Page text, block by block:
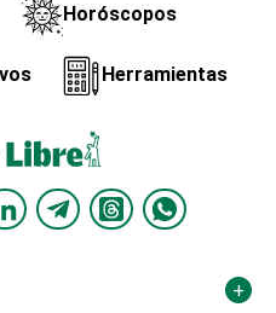
Horóscopos
Herramientas